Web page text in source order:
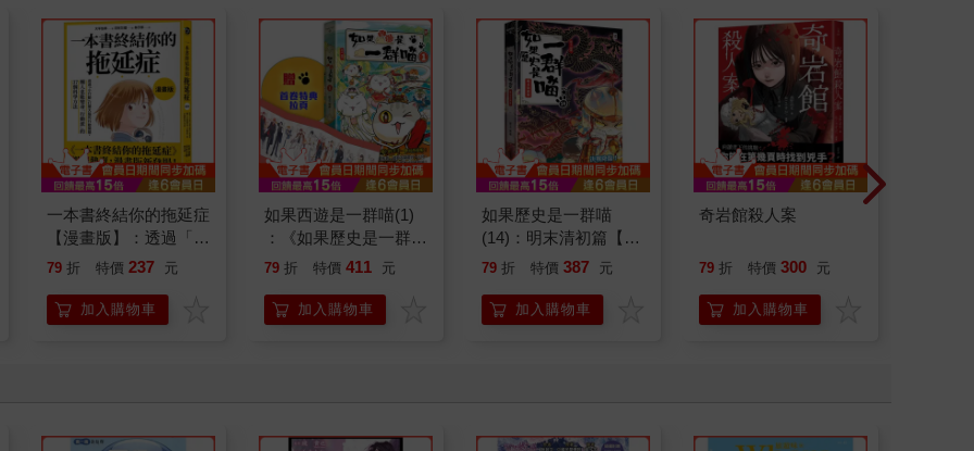
一本書終結你的拖延症
【漫畫版】：透過「小
行動」打開大腦的行動
「行動派」的37個科
學方法
79 折 特價 237 元
加入購物車
如果西遊是一群喵(1)
：《如果歷史是一群
喵》作者最新力作，附
79 折 特價 411 元
加入購物車
如果歷史是一群喵
(14)：明末清初篇【萌
貓漫畫學歷史】
79 折 特價 387 元
加入購物車
奇岩館殺人案
79 折 特價 300 元
加入購物車